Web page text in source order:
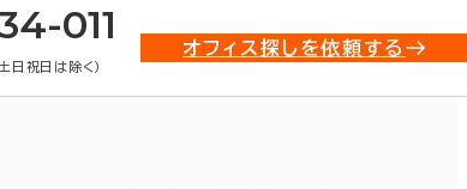
011
祝日は除く）
オフィス探しを依頼する